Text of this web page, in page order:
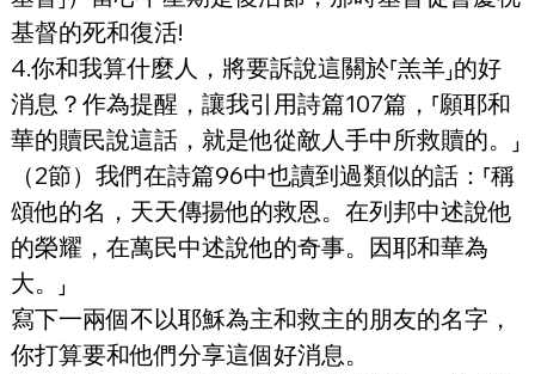
基督的死和復活!
4.你和我算什麼人，將要訴說這關於⸢羔羊⸥的好
消息？作為提醒，讓我引用詩篇107篇，⸢願耶和
華的贖民說這話，就是他從敵人手中所救贖的。⸥
（2節）我們在詩篇96中也讀到過類似的話：⸢稱
頌他的名，天天傳揚他的救恩。在列邦中述說他
的榮耀，在萬民中述說他的奇事。因耶和華為
大。⸥
寫下一兩個不以耶穌為主和救主的朋友的名字，
你打算要和他們分享這個好消息。